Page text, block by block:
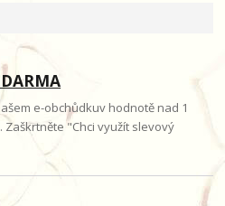
e-obchůdkuv hodnotě nad 1
"Chci využít slevový